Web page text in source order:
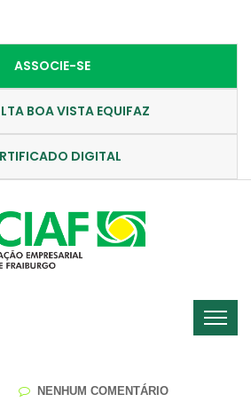
ASSOCIE-SE
BOA VISTA EQUIFAZ
DIGITAL
NENHUM COMENTÁRIO